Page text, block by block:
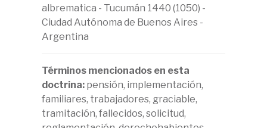
albrematica - Tucumán 1440 (1050) -
Ciudad Autónoma de Buenos Aires -
Argentina
Términos mencionados en esta
doctrina: pensión, implementación,
familiares, trabajadores, graciable,
tramitación, fallecidos, solicitud,